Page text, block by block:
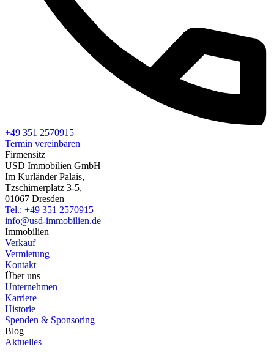
+49 351 2570915
Termin vereinbaren
Firmensitz
USD Immobilien GmbH
Im Kurländer Palais,
Tzschirnerplatz 3-5,
01067 Dresden
Tel.: +49 351 2570915
info@usd-immobilien.de
Immobilien
Verkauf
Vermietung
Kontakt
Über uns
Unternehmen
Karriere
Historie
Spenden & Sponsoring
Blog
Aktuelles